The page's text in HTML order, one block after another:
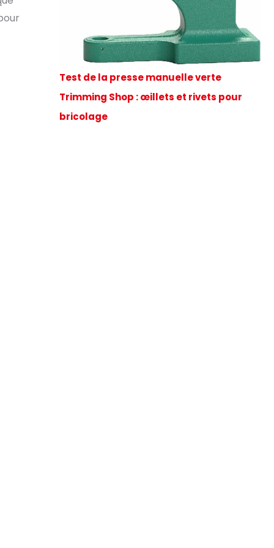
Test de la presse manuelle verte
Trimming Shop : œillets et rivets pour
bricolage